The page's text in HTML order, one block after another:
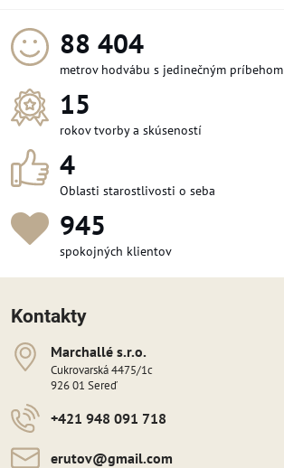
97 308
metrov hodvábu s jedinečným príbehom
15
rokov tvorby a skúseností
4
Oblasti starostlivosti o seba
1 036
spokojných klientov
Kontakty
Marchallé s​​.r​​.o​​.
Cukrovarská 4475/1c
926 01 Sereď
+421 948 091 718
erutov​@gmail​.com